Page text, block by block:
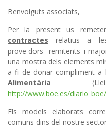
Benvolguts associats,
Per la present us
contractes relatius a
proveïdors- remitents i
una mostra dels elements
a fi de donar compliment a
Alimentària (Llei
http://www.boe.es/
Els models elaborats
comuns dins del nostre